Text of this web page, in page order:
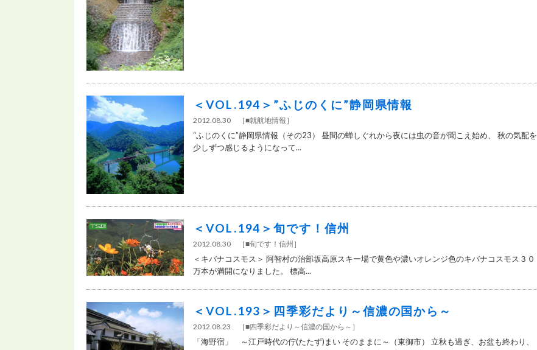
＜VOL.194＞”ふじのくに”静岡県情報
2012.08.30 ［■就航地情報 ］
“ふじのくに”静岡県情報（その23） 昼間の蝉しぐれから夜には虫の音が聞こえ始め、 秋の気配を
少しずつ感じるようになって...
＜VOL.194＞旬です！信州
2012.08.30 ［■旬です！信州 ］
＜キバナコスモス＞ 阿智村の治部坂高原スキー場で黄色や濃いオレンジ色のキバナコスモス３０
万本が満開になりました。 標高...
＜VOL.193＞四季彩だより～信濃の国から～
2012.08.23 ［■四季彩だより～信濃の国から～ ］
「海野宿」 ～江戸時代の佇(たたず)まい そのままに～（東御市） 立秋も過ぎ、お盆も終わり、